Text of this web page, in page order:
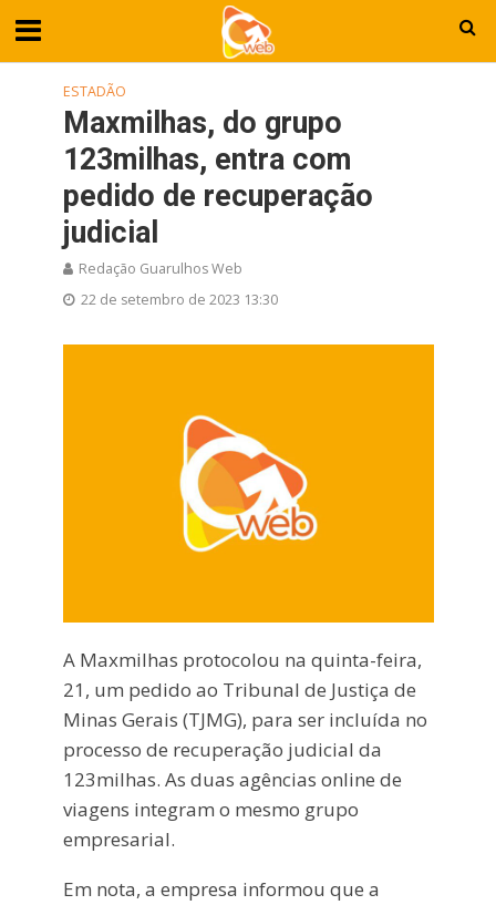
ESTADÃO
Maxmilhas, do grupo
123milhas, entra com
pedido de recuperação
judicial
Redação Guarulhos Web
22 de setembro de 2023 13:30
A Maxmilhas protocolou na quinta-feira,
21, um pedido ao Tribunal de Justiça de
Minas Gerais (TJMG), para ser incluída no
processo de recuperação judicial da
123milhas. As duas agências online de
viagens integram o mesmo grupo
empresarial.
Em nota, a empresa informou que a